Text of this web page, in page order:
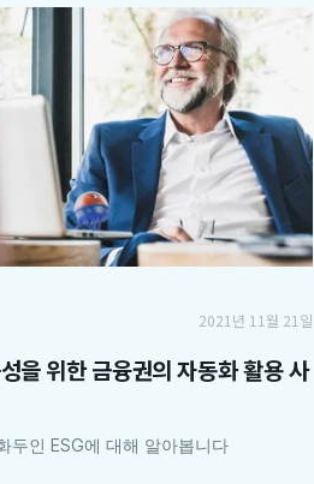
2021년 11월 21일
을 위한 금융권의 자동화 활용 사
두인 ESG에 대해 알아봅니다